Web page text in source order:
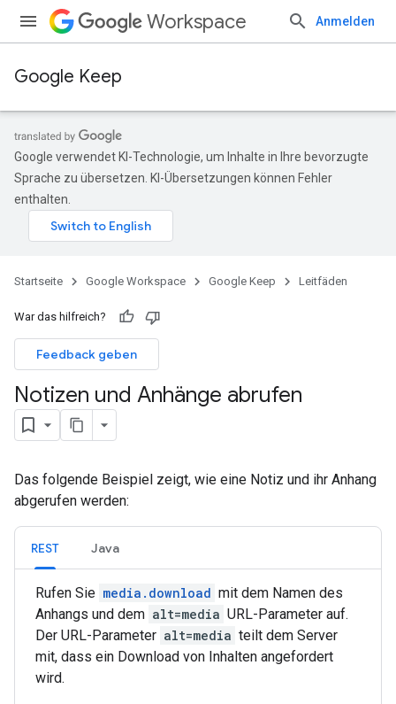
Workspace Anmelden
Google Keep
Google verwendet KI-Technologie, um Inhalte in Ihre bevorzugte
Sprache zu übersetzen. KI-Übersetzungen können Fehler
enthalten.
Startseite Google Workspace Google Keep Leitfäden
War das hilfreich?
Feedback geben
Notizen und Anhänge abrufen
Das folgende Beispiel zeigt, wie eine Notiz und ihr Anhang
abgerufen werden:
REST Java
Rufen Sie media.download mit dem Namen des
Anhangs und dem alt=media URL-Parameter auf.
Der URL-Parameter alt=media teilt dem Server
mit, dass ein Download von Inhalten angefordert
wird.